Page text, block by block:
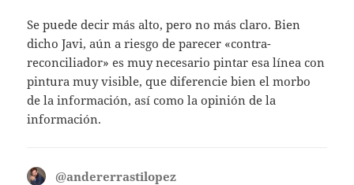
Se puede decir más alto, pero no más claro. Bien
dicho Javi, aún a riesgo de parecer «contra-
reconciliador» es muy necesario pintar esa línea con
pintura muy visible, que diferencie bien el morbo
de la información, así como la opinión de la
información.
@andererrastilopez